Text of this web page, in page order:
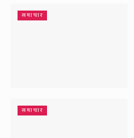
समाचार
समाचार